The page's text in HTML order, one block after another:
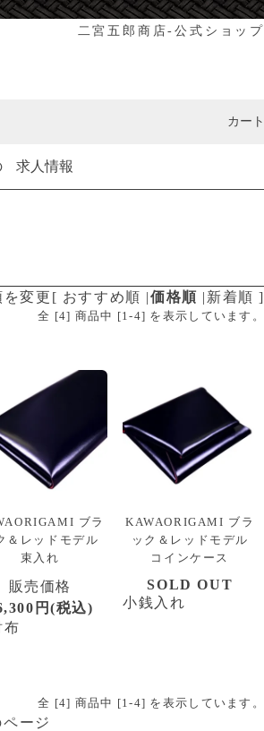
二宮五郎商店-公式ショップ
カート
求人情報
を変更 [ おすすめ順 |価格順 | 新着順 ]
全 [4] 商品中 [1-4] を表示しています。
ブラ
＆レッドモデル
束入れ
販売価格
円(税込)
布
KAWAORIGAMI ブラ
ック＆レッドモデル
コインケース
SOLD OUT
小銭入れ
全 [4] 商品中 [1-4] を表示しています。
ージ